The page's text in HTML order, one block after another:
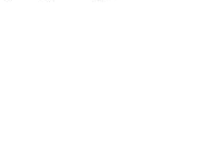
На работе
спасибо за